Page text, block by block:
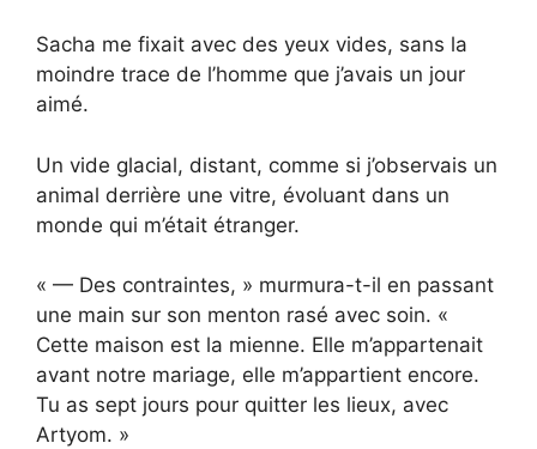
Sacha me fixait avec des yeux vides, sans la
moindre trace de l’homme que j’avais un jour
aimé.
Un vide glacial, distant, comme si j’observais un
animal derrière une vitre, évoluant dans un
monde qui m’était étranger.
« — Des contraintes, » murmura-t-il en passant
une main sur son menton rasé avec soin. «
Cette maison est la mienne. Elle m’appartenait
avant notre mariage, elle m’appartient encore.
Tu as sept jours pour quitter les lieux, avec
Artyom. »